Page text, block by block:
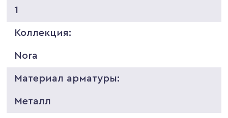
1
Коллекция:
Nora
Материал арматуры:
Металл